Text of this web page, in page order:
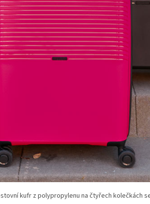
kufr z polypropylenu na čtyřech kolečkách